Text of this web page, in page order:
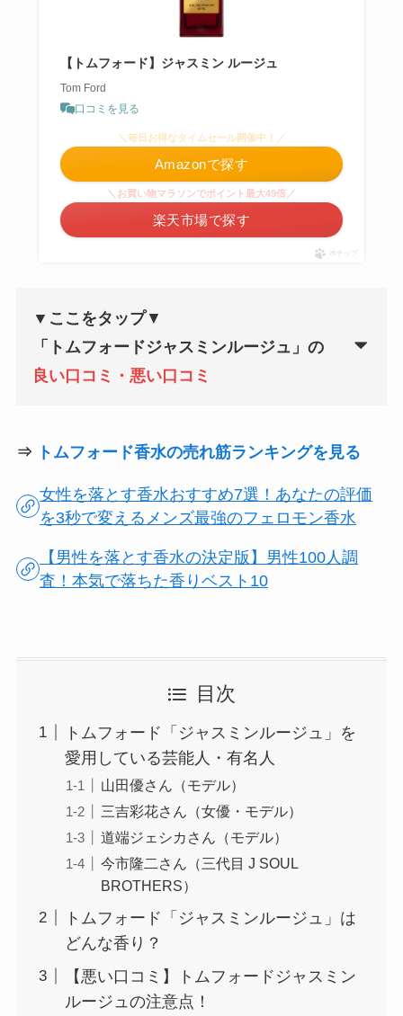
【トムフォード】ジャスミン ルージュ
Tom Ford
口コミを見る
＼毎日お得なタイムセール開催中！／
Amazonで探す
＼お買い物マラソンでポイント最大49倍／
楽天市場で探す
ポチップ
▼ここをタップ▼
「
トムフォードジャスミンルージュ 」の
良い口コミ・悪い口コミ
⇒ トムフォード香水の売れ筋ランキングを見る
女性を落とす香水おすすめ7選！あなたの評価
を3秒で変えるメンズ最強のフェロモン香水
【男性を落とす香水の決定版】男性100人調
査！本気で落ちた香りベスト10
目次
トムフォード「ジャスミンルージュ」を
愛用している芸能人・有名人
山田優さん（モデル）
三吉彩花さん（女優・モデル）
道端ジェシカさん（モデル）
今市隆二さん（三代目 J SOUL
BROTHERS）
トムフォード「ジャスミンルージュ」は
どんな香り？
【悪い口コミ】トムフォードジャスミン
ルージュの注意点！